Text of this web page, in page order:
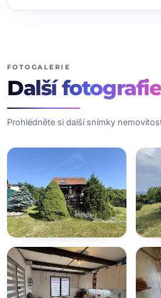
FOTOGALERIE
Dalšífotografie
Prohlédněte si další snímky